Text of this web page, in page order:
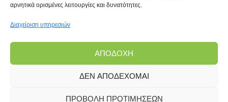
αρνητικά ορισμένες λειτουργίες και δυνατότητες.
Διαχείριση υπηρεσιών
ΑΠΟΔΟΧΉ
ΔΕΝ ΑΠΟΔΈΧΟΜΑΙ
ΠΡΟΒΟΛΉ ΠΡΟΤΙΜΉΣΕΩΝ
Copyright © 2026 | Kanarinokosmos.gr | Development